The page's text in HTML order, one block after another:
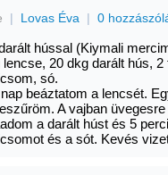
| Lovas Éva | 0
hússal (Kiymali
lencse, 20 dkg darált hús,
só.
beáztatom a lencsét.
A vajban
a darált húst és 5
és a sót. Kevés